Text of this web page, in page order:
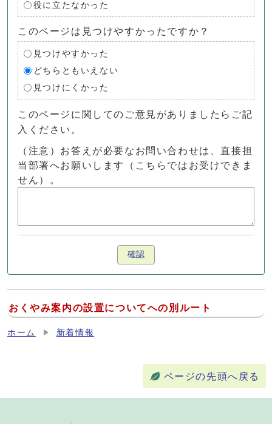
役に立たなかった
このページは見つけやすかったですか？
見つけやすかった
どちらともいえない
見つけにくかった
このページに関してのご意見がありましたらご記
入ください。
（注意）お答えが必要なお問い合わせは、直接担
当部署へお願いします（こちらではお受けできま
せん）。
確認
おくやみ案内の設置についてへの別ルート
ホーム 新着情報
ページの先頭へ戻る